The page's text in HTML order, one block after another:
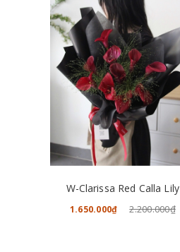
W-Clarissa Red Calla Lily
1.650.000₫ 2.200.000₫